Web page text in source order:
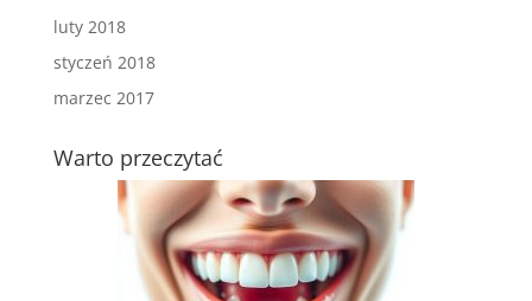
luty 2018
styczeń 2018
marzec 2017
Warto przeczytać